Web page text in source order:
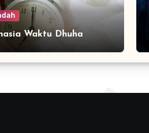
Waktu Dhuha